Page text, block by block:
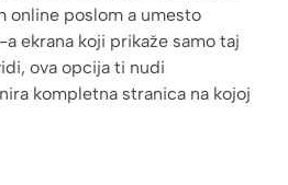
online poslom a umesto
ekrana koji prikaže samo taj
ova opcija ti nudi
kompletna stranica na kojoj